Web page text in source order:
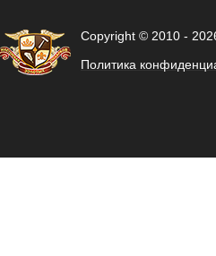
Copyright © 2010 -
Политика